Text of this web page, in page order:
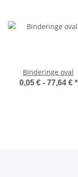
Binderinge oval
0,05 € - 77,64 € *